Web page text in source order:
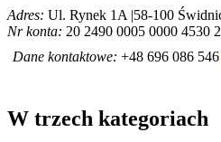
Adres: Ul. Rynek 1A |58-100
Nr konta: 20 2490 0005 0000 4530
Dane kontaktowe: +48 696 086 546
W trzech kategoriach